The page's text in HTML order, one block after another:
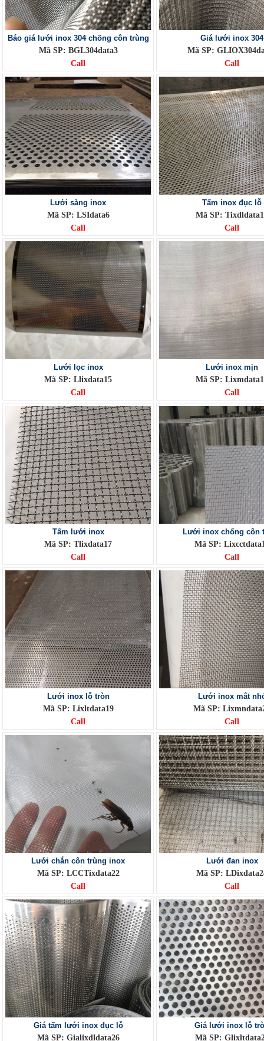
Báo giá lưới inox 304 chống côn trùng
Mã SP: BGL304data3
Call
Giá lưới inox 304
Mã SP:
Call
Lưới sàng inox
Mã SP: LSIdata6
Call
Tấm inox đục lỗ
Mã SP:
Call
Lưới lọc inox
Mã SP: Llixdata15
Call
Lưới inox mịn
Mã SP:
Call
Tấm lưới inox
Mã SP: Tlixdata17
Call
Lưới inox chống côn
Mã SP:
Call
Lưới inox lỗ tròn
Mã SP: Lixltdata19
Call
Lưới inox mắt
Mã SP:
Call
Lưới chắn côn trùng inox
Mã SP: LCCTixdata22
Call
Lưới đan inox
Mã SP:
Call
Giá tấm lưới inox đục lỗ
Mã SP: Gialixdldata26
Giá lưới inox lỗ
Mã SP: